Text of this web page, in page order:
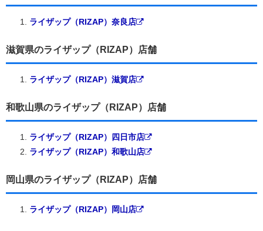
ライザップ（RIZAP）奈良店
滋賀県のライザップ（RIZAP）店舗
ライザップ（RIZAP）滋賀店
和歌山県のライザップ（RIZAP）店舗
ライザップ（RIZAP）四日市店
ライザップ（RIZAP）和歌山店
岡山県のライザップ（RIZAP）店舗
ライザップ（RIZAP）岡山店